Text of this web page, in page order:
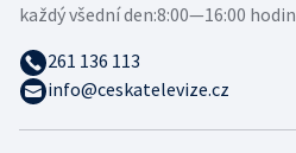
každý všední den:8:00—16:00 hodin
261 136 113
info@ceskatelevize.cz